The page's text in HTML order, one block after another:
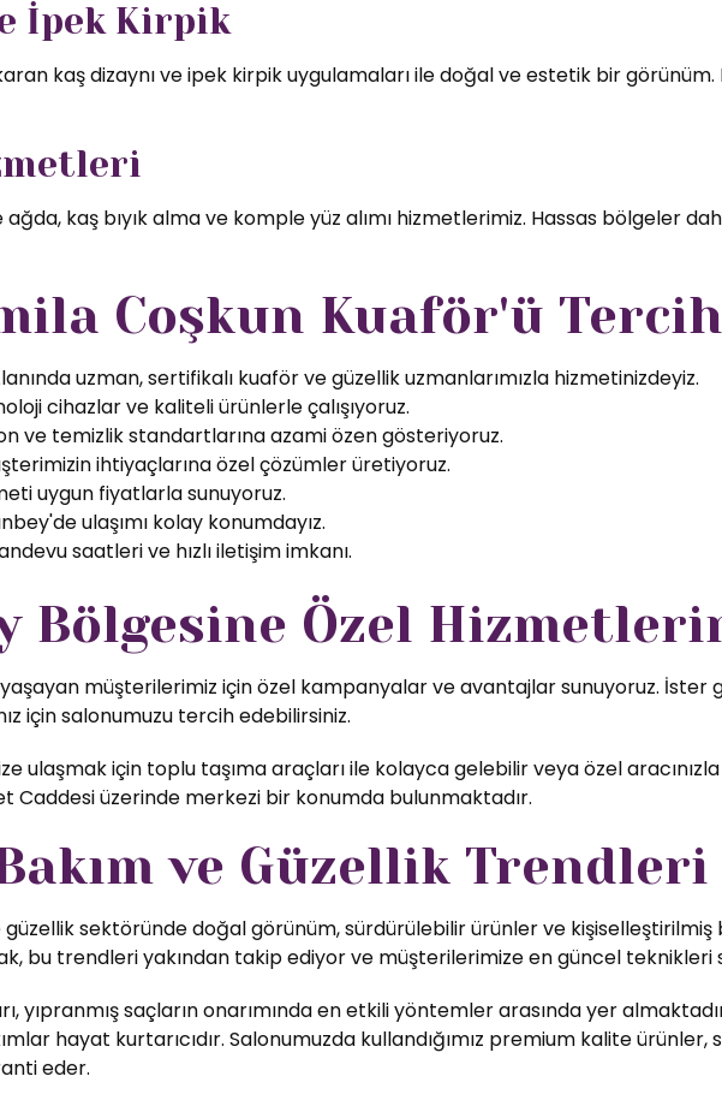
İpek Kirpik
kaş dizaynı ve ipek kirpik uygulamaları ile doğal ve estetik bir görünüm.
kaş bıyık alma ve komple yüz alımı hizmetlerimiz. Hassas bölgeler
Coşkun Kuaför'ü
uzman, sertifikalı kuaför ve güzellik uzmanlarımızla hizmetinizdeyiz.
cihazlar ve kaliteli ürünlerle çalışıyoruz.
ve temizlik standartlarına azami özen gösteriyoruz.
ihtiyaçlarına özel çözümler üretiyoruz.
uygun fiyatlarla sunuyoruz.
ulaşımı kolay konumdayız.
saatleri ve hızlı iletişim imkanı.
Bölgesine Özel
müşterilerimiz için özel kampanyalar ve avantajlar sunuyoruz. İster
için salonumuzu tercih edebilirsiniz.
ulaşmak için toplu taşıma araçları ile kolayca gelebilir veya özel
Caddesi üzerinde merkezi bir konumda bulunmaktadır.
ve Güzellik Trendleri
güzellik sektöründe doğal görünüm, sürdürülebilir ürünler ve
bu trendleri yakından takip ediyor ve müşterilerimize en güncel teknikleri
yıpranmış saçların onarımında en etkili yöntemler arasında yer
hayat kurtarıcıdır. Salonumuzda kullandığımız premium kalite ürünler,
eder.